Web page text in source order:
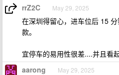
rrZ2C May 29, 2025
在深圳得留心，进车位后 15
款。
宜停车的易用性很差....并且看
aarong May 29, 2025